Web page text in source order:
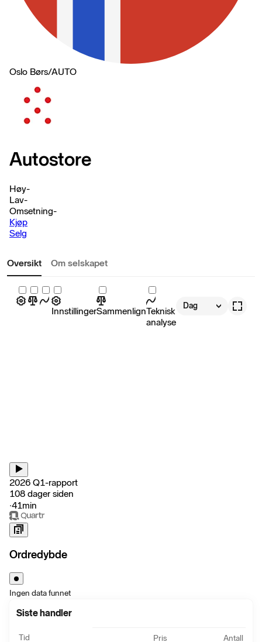
Oslo Børs/AUTO
Autostore
Høy-
Lav-
Omsetning-
Kjøp
Selg
Oversikt Om selskapet
InnstillingerSammenlignTeknisk
analyse
Dag
2026 Q1-rapport
108 dager siden
‧41min
Ordredybde
Ingen data funnet
Siste handler
Tid Pris Antall